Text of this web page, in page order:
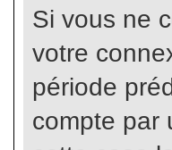
Si vous ne
votre
période
compte par